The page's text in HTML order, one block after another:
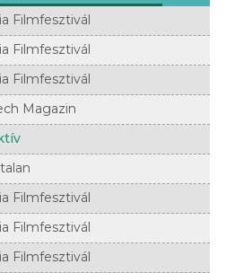
Filmfesztivál
Filmfesztivál
Filmfesztivál
Magazin
Filmfesztivál
Filmfesztivál
Filmfesztivál